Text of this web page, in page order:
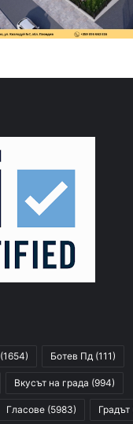
(1654) Ботев Пд (111)
Вкусът на града (994)
Гласове (5983) Градът